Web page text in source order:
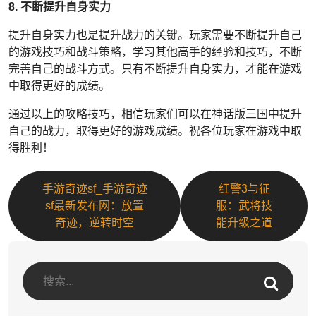
8. 不断提升自身实力
提升自身实力也是提升战力的关键。玩家需要不断提升自己
的游戏技巧和战斗策略，学习其他高手的经验和技巧，不断
完善自己的战斗方式。只有不断提升自身实力，才能在游戏
中取得更好的成绩。
通过以上的攻略技巧，相信玩家们可以在神话版三国中提升
自己的战力，取得更好的游戏成绩。祝各位玩家在游戏中取
得胜利！
手游奇迹sf_手游奇迹
sf最新发布网：放置
奇迹，逆转时空
红警3与征
服：武将技
能升级之道